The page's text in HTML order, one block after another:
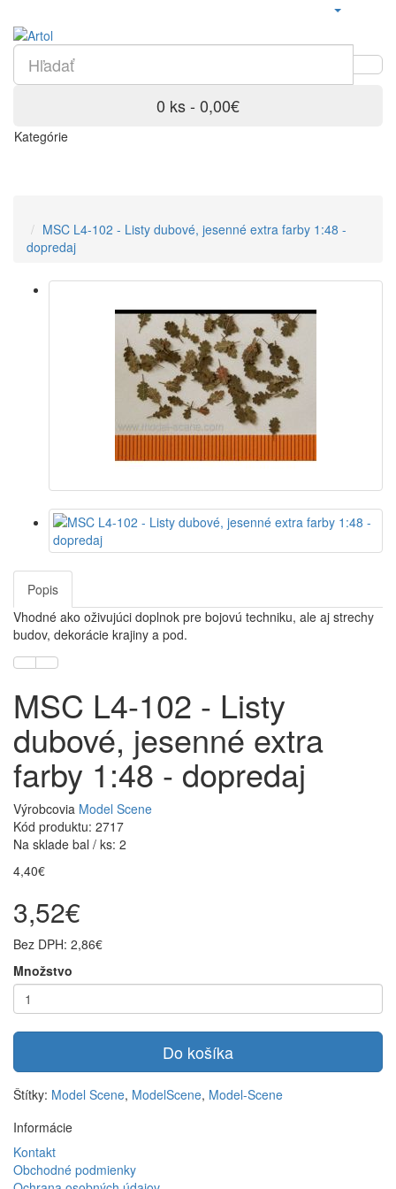
0 ks - 0,00€
Kategórie
MSC L4-102 - Listy dubové, jesenné extra farby 1:48 -
dopredaj
Popis
Vhodné ako oživujúci doplnok pre bojovú techniku, ale aj strechy
budov, dekorácie krajiny a pod.
MSC L4-102 - Listy
dubové, jesenné extra
farby 1:48 - dopredaj
Výrobcovia Model Scene
Kód produktu: 2717
Na sklade bal / ks: 2
4,40€
3,52€
Bez DPH: 2,86€
Množstvo
Do košíka
Štítky: Model Scene, ModelScene, Model-Scene
Informácie
Kontakt
Obchodné podmienky